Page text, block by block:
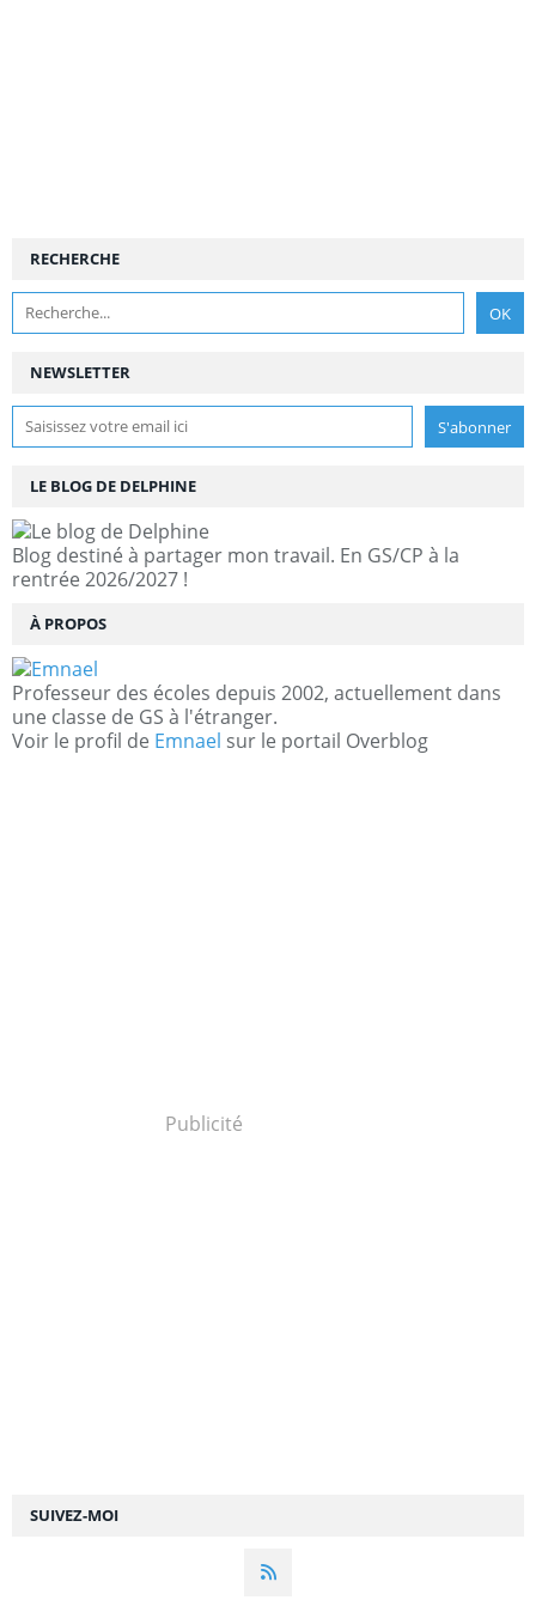
NEWSLETTER
SUIVEZ-MOI
RECHERCHE
LE BLOG DE DELPHINE
Blog destiné à partager mon travail. En GS/CP à la
rentrée 2026/2027 !
À PROPOS
Professeur des écoles depuis 2002, actuellement dans
une classe de GS à l'étranger.
Voir le profil de Emnael sur le portail Overblog
Publicité